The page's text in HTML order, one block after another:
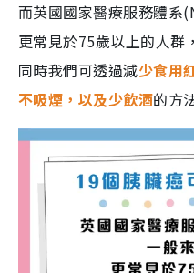
而英國國家醫療服務體系
更常見於75歲以上的人群
同時我們可透過減少食用
不吸煙，以及少飲酒的方